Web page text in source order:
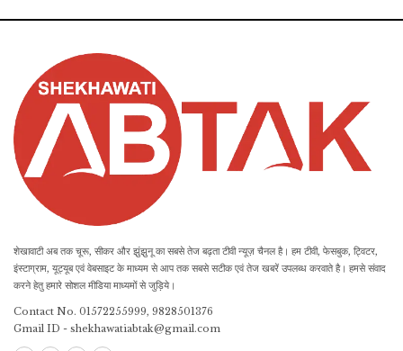
शेखावाटी अब तक चूरू, सीकर और झुंझुनू का सबसे तेज बढ़ता टीवी न्यूज़ चैनल है। हम टीवी, फेसबुक, ट्विटर,
इंस्टाग्राम, यूट्यूब एवं वेबसाइट के माध्यम से आप तक सबसे सटीक एवं तेज खबरें उपलब्ध करवाते है। हमसे संवाद
करने हेतु हमारे सोशल मीडिया माध्यमों से जुड़िये।
Contact No. 01572255999, 9828501376
Gmail ID - shekhawatiabtak@gmail.com